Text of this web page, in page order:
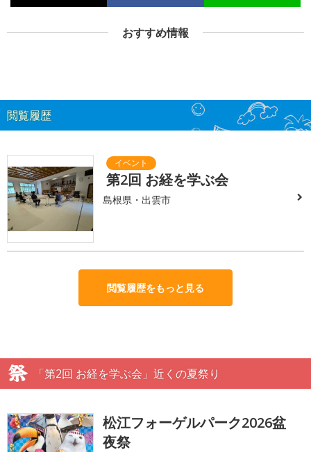
おすすめ情報
閲覧履歴
第2回 お経を学ぶ会
島根県・出雲市
閲覧履歴をもっと見る
「第2回 お経を学ぶ会」近くの夏祭り
松江フォーゲルパーク2026盆
夜祭